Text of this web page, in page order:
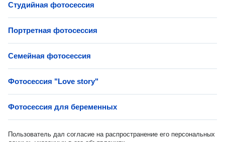
Студийная фотосессия
Портретная фотосессия
Семейная фотосессия
Фотосессия "Love story"
Фотосессия для беременных
Пользователь дал согласие на распространение его персональных